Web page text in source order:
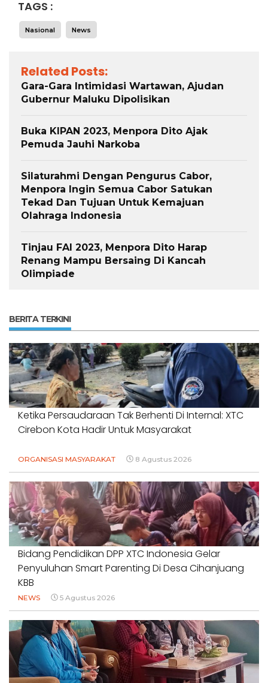
TAGS :
Nasional News
Related Posts:
Gara-Gara Intimidasi Wartawan, Ajudan
Gubernur Maluku Dipolisikan
Buka KIPAN 2023, Menpora Dito Ajak
Pemuda Jauhi Narkoba
Silaturahmi Dengan Pengurus Cabor,
Menpora Ingin Semua Cabor Satukan
Tekad Dan Tujuan Untuk Kemajuan
Olahraga Indonesia
Tinjau FAI 2023, Menpora Dito Harap
Renang Mampu Bersaing Di Kancah
Olimpiade
BERITA TERKINI
Ketika Persaudaraan Tak Berhenti Di Internal: XTC
Cirebon Kota Hadir Untuk Masyarakat
ORGANISASI MASYARAKAT 8 Agustus 2026
Bidang Pendidikan DPP XTC Indonesia Gelar
Penyuluhan Smart Parenting Di Desa Cihanjuang
KBB
NEWS 5 Agustus 2026